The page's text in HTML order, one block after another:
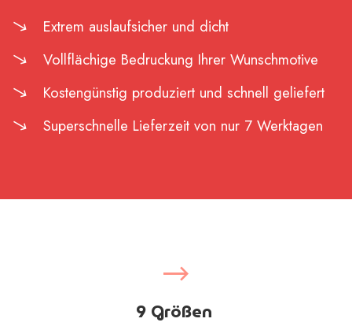
Extrem auslaufsicher und dicht
Vollflächige Bedruckung Ihrer Wunschmotive
Kostengünstig produziert und schnell geliefert
Superschnelle Lieferzeit von nur 7 Werktagen
9 Größen